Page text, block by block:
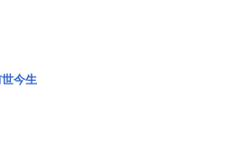
今生